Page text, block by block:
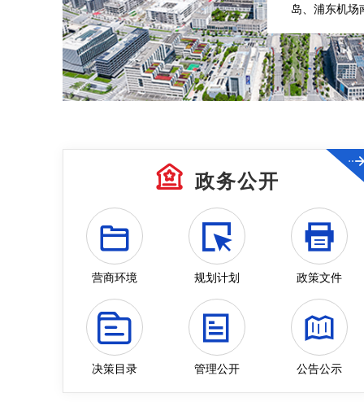
岛、浦东机场
政务公开
营商环境 规划计划 政策文件
决策目录 管理公开 公告公示